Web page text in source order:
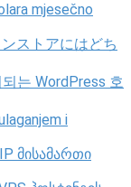
mjesečno
ストアにはどち
는 WordPress 호
i
მისამართი